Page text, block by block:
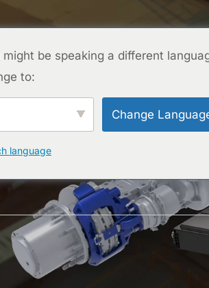
be speaking a different
to:
Change
language